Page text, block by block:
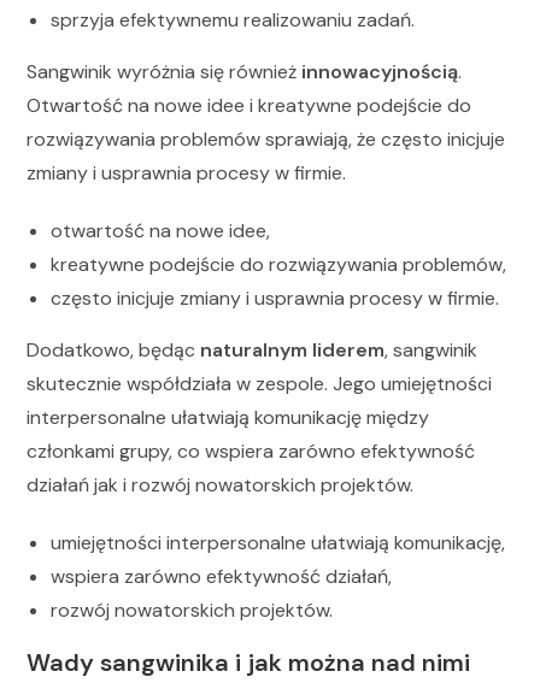
sprzyja efektywnemu realizowaniu zadań.
Sangwinik wyróżnia się również innowacyjnością.
Otwartość na nowe idee i kreatywne podejście do
rozwiązywania problemów sprawiają, że często inicjuje
zmiany i usprawnia procesy w firmie.
otwartość na nowe idee,
kreatywne podejście do rozwiązywania problemów,
często inicjuje zmiany i usprawnia procesy w firmie.
Dodatkowo, będąc naturalnym liderem, sangwinik
skutecznie współdziała w zespole. Jego umiejętności
interpersonalne ułatwiają komunikację między
członkami grupy, co wspiera zarówno efektywność
działań jak i rozwój nowatorskich projektów.
umiejętności interpersonalne ułatwiają komunikację,
wspiera zarówno efektywność działań,
rozwój nowatorskich projektów.
Wady sangwinika i jak można nad nimi